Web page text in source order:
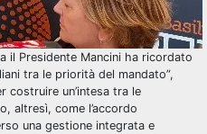
il Presidente Mancini ha ricordato
tra le priorità del mandato”,
costruire un’intesa tra le
altresì, come l’accordo
una gestione integrata e